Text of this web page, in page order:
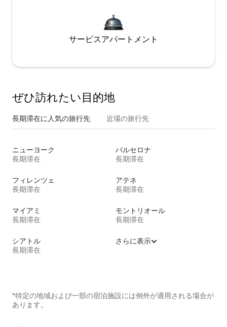
サービスアパートメント
ぜひ訪⁠れ⁠た⁠い目⁠的⁠地
長期滞在に人気の旅行先 近場の旅行先
ニューヨーク
長期滞在
バルセロナ
長期滞在
フィレンツェ
長期滞在
アテネ
長期滞在
マイアミ
長期滞在
モントリオール
長期滞在
シアトル
長期滞在
さらに表示
*特定の地域および一部の宿泊施設には例外が適用される場合が
あります。